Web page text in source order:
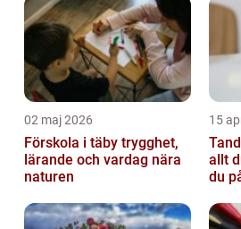
02 maj 2026
Förskola i täby trygghet,
lärande och vardag nära
naturen
15
allt
du